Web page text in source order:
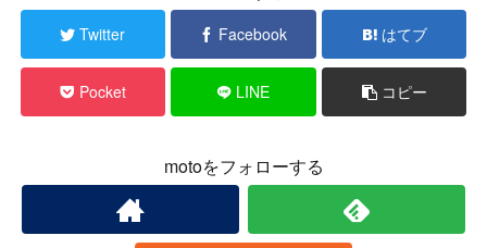
Twitter Facebook はてブ
Pocket LINE コピー
motoをフォローする